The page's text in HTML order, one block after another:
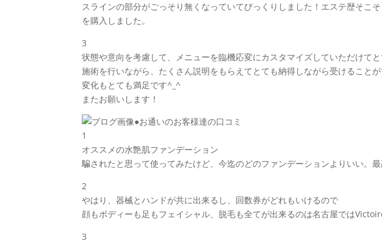
スラインの部分がごっそり無くなっていてびっくりしました！エステ歴そこ
を購入しました。
3
状態や意向を考慮して、メニューを臨機応変にカスタマイズしていただけてと
施術を行いながら、たくさん説明をもらえてとても納得しながら受けることが
変化もとても満足です^_^
またお願いします！
●お通いのお客様達の口コミ
1
オススメの水艶肌ファンデーション
騙されたと思って使ってみたけど、今迄のどのファンデーションよりいい。最
2
やはり、器械とハンドが共に出来るし、回数券がどれもいけるので
顔もボディーも足もフェイシャル、脱毛も全てが出来るのは名古屋では
3